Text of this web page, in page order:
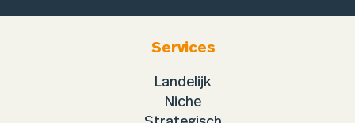
Services
Landelijk
Niche